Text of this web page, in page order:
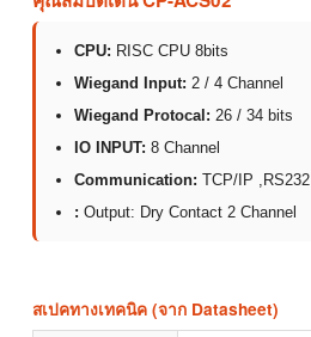
CPU: RISC CPU 8bits
Wiegand Input: 2 / 4 Channel
Wiegand Protocal: 26 / 34 bits
IO INPUT: 8 Channel
Communication: TCP/IP ,RS232
: Output: Dry Contact 2 Channel
สเปคทางเทคนิค (จาก Datasheet)